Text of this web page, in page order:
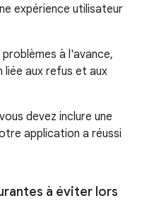
expérience utilisateur
à l'avance,
aux refus et aux
devez inclure une
application a réussi
à éviter lors